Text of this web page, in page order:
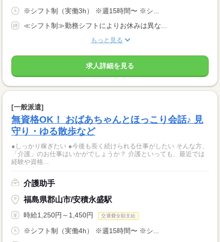
※シフト制（実働3h） ※週15時間〜 ※シ...
≪シフト制≫勤務シフトによりお休みは異な...
もっと見る
求人詳細を見る
[一般派遣]
無資格OK！ おばあちゃんとほっこり会話♪ 見
守り・ゆる散歩など
●しっかり稼ぎたい ●今後も長く続けられる仕事がしたい そんな方、
「介護」のお仕事はいかがでしょうか？ 介護といっても、最近では
経験や資格...
介護助手
福島県郡山市/安積永盛駅
時給1,250円～1,450円 交通費全額支給
※シフト制（実働4h） ※週15時間〜 ※シ...